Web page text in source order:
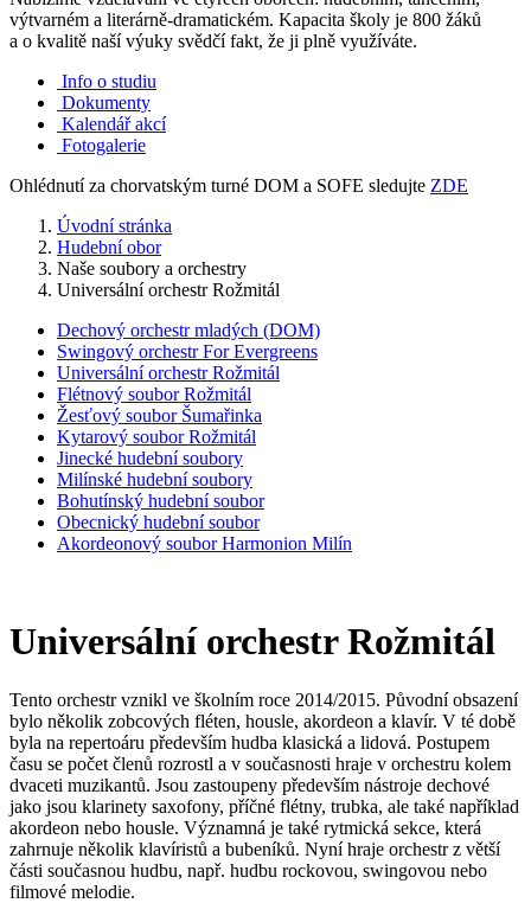
výtvarném a literárně-dramatickém. Kapacita školy je 800 žáků
a o kvalitě naší výuky svědčí fakt, že ji plně využíváte.
Info o studiu
Dokumenty
Kalendář akcí
Fotogalerie
Ohlédnutí za chorvatským turné DOM a SOFE sledujte ZDE
Úvodní stránka
Hudební obor
Naše soubory a orchestry
Universální orchestr Rožmitál
Dechový orchestr mladých (DOM)
Swingový orchestr For Evergreens
Universální orchestr Rožmitál
Flétnový soubor Rožmitál
Žesťový soubor Šumařinka
Kytarový soubor Rožmitál
Jinecké hudební soubory
Milínské hudební soubory
Bohutínský hudební soubor
Obecnický hudební soubor
Akordeonový soubor Harmonion Milín
Universální orchestr Rožmitál
Tento orchestr vznikl ve školním roce 2014/2015. Původní obsazení
bylo několik zobcových fléten, housle, akordeon a klavír. V té době
byla na repertoáru především hudba klasická a lidová. Postupem
času se počet členů rozrostl a v současnosti hraje v orchestru kolem
dvaceti muzikantů. Jsou zastoupeny především nástroje dechové
jako jsou klarinety saxofony, příčné flétny, trubka, ale také například
akordeon nebo housle. Významná je také rytmická sekce, která
zahrnuje několik klavíristů a bubeníků. Nyní hraje orchestr z větší
části současnou hudbu, např. hudbu rockovou, swingovou nebo
filmové melodie.